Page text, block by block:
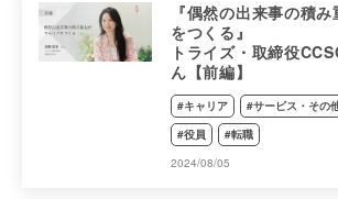
『偶然の出来事の積
をつくる』
トライズ・取締役
ん【前編】
#キャリア #サービス・その
#役員
#転職
2024/08/05